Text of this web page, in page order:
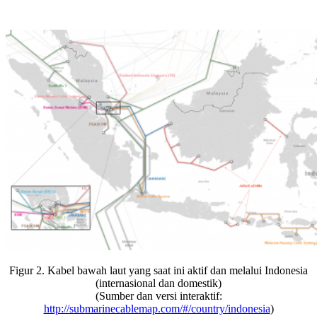
Figur 2. Kabel bawah laut yang saat ini aktif dan melalui Indonesia
(internasional dan domestik)
(Sumber dan versi interaktif:
http://submarinecablemap.com/#/country/indonesia)